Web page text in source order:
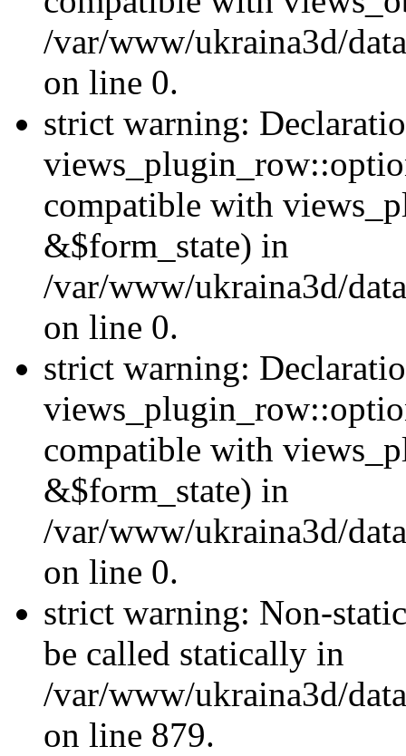
/var/www/ukraina3d/
on line 0.
strict warning:
compatible with
&$form_state) in
/var/www/ukraina3d/
on line 0.
strict warning:
compatible with
&$form_state) in
/var/www/ukraina3d/
on line 0.
strict warning: Non-
be called statically in
/var/www/ukraina3d/
on line 879.